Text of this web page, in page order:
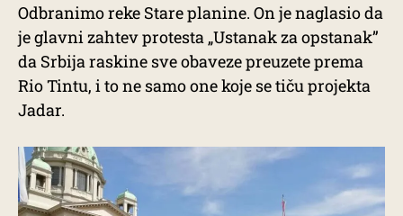
Odbranimo reke Stare planine. On je naglasio da
je glavni zahtev protesta „Ustanak za opstanak”
da Srbija raskine sve obaveze preuzete prema
Rio Tintu, i to ne samo one koje se tiču projekta
Jadar.